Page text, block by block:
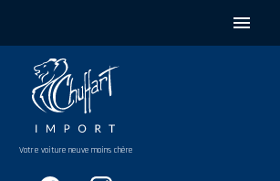
menu
Votre voiture neuve moins chère